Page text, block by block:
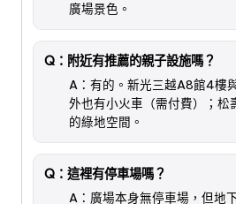
廣場景色。
Q：附近有推薦的親子設施嗎？
A：有的。新光三越A8館4樓
外也有小火車（需付費）；松
的綠地空間。
Q：這裡有停車場嗎？
A：廣場本身無停車場，但地